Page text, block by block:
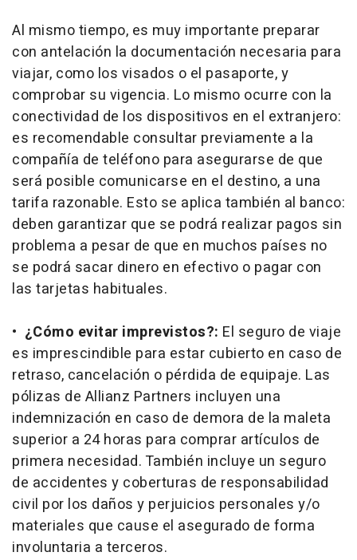
Al mismo tiempo, es muy importante preparar
con antelación la documentación necesaria para
viajar, como los visados o el pasaporte, y
comprobar su vigencia. Lo mismo ocurre con la
conectividad de los dispositivos en el extranjero:
es recomendable consultar previamente a la
compañía de teléfono para asegurarse de que
será posible comunicarse en el destino, a una
tarifa razonable. Esto se aplica también al banco:
deben garantizar que se podrá realizar pagos sin
problema a pesar de que en muchos países no
se podrá sacar dinero en efectivo o pagar con
las tarjetas habituales.
• ¿Cómo evitar imprevistos?: El seguro de viaje
es imprescindible para estar cubierto en caso de
retraso, cancelación o pérdida de equipaje. Las
pólizas de Allianz Partners incluyen una
indemnización en caso de demora de la maleta
superior a 24 horas para comprar artículos de
primera necesidad. También incluye un seguro
de accidentes y coberturas de responsabilidad
civil por los daños y perjuicios personales y/o
materiales que cause el asegurado de forma
involuntaria a terceros.